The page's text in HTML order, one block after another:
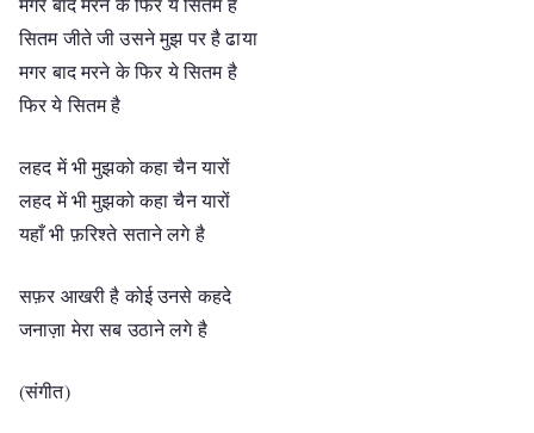
सितम जीते जी उसने मुझ पर है ढाया
मगर बाद मरने के फिर ये सितम है
फिर ये सितम है
लहद में भी मुझको कहा चैन यारों
लहद में भी मुझको कहा चैन यारों
यहाँ भी फ़रिश्ते सताने लगे है
सफ़र आखरी है कोई उनसे कहदे
जनाज़ा मेरा सब उठाने लगे है
(संगीत)